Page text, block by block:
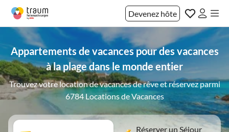
Devenez hôte
Appartements de vacances pour des vacances
à la plage dans le monde entier
Trouvez votre location de vacances de rêve et réservez parmi
6784 Locations de Vacances
Réserver un Séjour